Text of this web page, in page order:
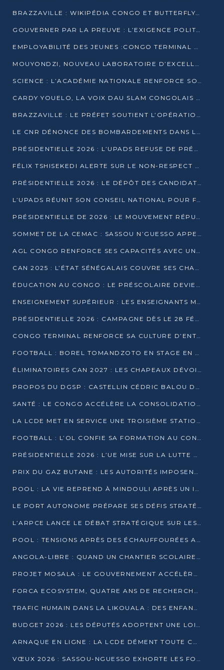
BRAZZAVILLE : WIKIPÉDIA CONGO ET BUTTERFLY SCELLENT UN PARTENARIAT POUR STRUCTURER LE BÉNÉVOLAT NUMÉRIQUE
GOUVERNER PAR LA PREUVE : L’EXIGENCE POLITIQUE DU XXIᵉ SIÈCLE
EMPLOYABILITÉ DES JEUNES :CONGO TERMINAL S’ALLIE À L’ESCIC POUR RAPPROCHER L’ÉCOLE DU TERRAIN
MOUYONDZI, NOUVEAU LABORATOIRE D’EXCELLENCE PÉDAGOGIQUE AVEC L’ENFICE
SCIENCE : L’ACADÉMIE NATIONALE RENFORCE SON ÉQUIPE ET TRACE SA FEUILLE DE ROUTE 2026
CARDY YOUELO, LA VOIX DAU SLAM CONGOLAIS QUI INTERPELLE LE MONDE
BRAZZAVILLE : LE PRÉFET SOUTIENT L’OPÉRATION « ZÉRO KULUNA » ET APPELLE À LA VIGILANCE CITOYENNE
LE CNR DÉNONCE DES BOMBARDEMENTS DANS LE POOL ET ACCUSE LE GOUVERNEMENT
PRÉSIDENTIELLE 2026 : L’UPADS REFUSE DE PRÉSENTER UN CANDIDAT ET DÉNONCE UN PROCESSUS NON CRÉDIBLE
FÉLIX TSHISEKEDI ALERTE SUR LE NON-RESPECT DES ENGAGEMENTS DE PAIX APRÈS SA RENCONTRE AVEC D. SASSOU-NGUESSO
PRÉSIDENTIELLE 2026 : LE DÉPÔT DES CANDIDATURES OUVERT DU 29 JANVIER AU 12 FÉVRIER
L’UPADS RÉUNIT SON CONSEIL NATIONAL POUR FIXER SA LIGNE POLITIQUE À DEUX MOIS DE LA PRÉSIDENTIELLE
PRÉSIDENTIELLE DE 2026 : LE MOUVEMENT RÉPUBLICAIN DÉNONCE UNE CONVOCATION ÉLECTORALE « OPAQUE ET PRÉCIPITÉE »
SOMMET DE LA CEMAC : SASSOU N’GUESSO APPELLE À LA VIGILANCE FACE AUX RISQUES ÉCONOMIQUES
AGL CONGO RENFORCE SES CAPACITÉS AVEC UNE GRUE DE 250 TONNES
CAN 2025 : L’ÉTAT SÉNÉGALAIS COUVRE SES CHAMPIONS D’AFRIQUE DE RÉCOMPENSES EXCEPTIONNELLES
ÉDUCATION AU CONGO : LE PRÉSCOLAIRE DEVIENT OBLIGATOIRE, LE BTS CONSACRÉ DIPLÔME D’ÉTAT
ENSEIGNEMENT SUPÉRIEUR : LES ENSEIGNANTS MAINTIENNENT LA GRÈVE ET EXIGENT UN ACCORD ÉCRIT AVEC L’ÉTAT
PRÉSIDENTIELLE 2026 : CAMPAGNE DÈS LE 28 FÉVRIER, SCRUTIN LES 12 ET 15 MARS
CONGO TERMINAL RENFORCE SA CULTURE D’ENTREPRISE AVEC LE PROGRAMME « WIN TOGETHER »
FOOTBALL : BOREL TOMANDZOTO EN STAGE EN ESPAGNE AVEC POLISSYA FC
ÉLIMINATOIRES CAN 2027 : LES CHAPEAUX DÉVOILÉS, LE CONGO FIXÉ SUR SON SORT
PROPOS DU DGSP : CASTELLIN CÉDRIC BALOU DÉNONCE DES PROPOS INTIMIDANTS
SANTÉ : LE CONGO ACCÉLÈRE LA CONSOLIDATION DE L’OFFRE DE SOINS
LA LCDE MET EN SERVICE UNE TROISIÈME STATION D’EAU POTABLE À MFILOU
FOOTBALL : L’OL CONFIE SA FORMATION AU CONGOLAIS CHRISTIAN BASSILA
PRÉSIDENTIELLE 2026 : L’UE MISE SUR LA LUTTE CONTRE LA DÉSINFORMATION
PRIX DU GAZ BUTANE : LES AUTORITÉS IMPOSENT LE RESPECT DES PRIX RÉGLEMENTÉS
POOL : LA VIE REPREND À MINDOULI APRÈS UN INCIDENT ARMÉ SUR LA RN1
LE PORT AUTONOME PRÉPARE SES DÉFIS STRATÉGIQUES DE 2026
L’ARPCE LANCE LE DÉBAT STRATÉGIQUE SUR LES DONNÉES, L’IA ET LA FINANCE NUMÉRIQUE AU CONGO
POOL : TENSIONS APRÈS DES ÉCHAUFFOURÉES ARMÉES ENTRE DGSP ET EX-MILICIENS NINJA
ANGOLA-LIBRE : QUAND UN CHANTIER SCOLAIRE DEVIENT LE MIROIR D’UN CONGO EN MOUVEMENT
PROJET MOSALA : LE GOUVERNEMENT ACCÉLÈRE L’INSERTION DES JEUNES EN 2026
FORCA ECOSYSTEM, QUATRE ANS DE RECHERCHE DE TERRAIN AVANT UN LANCEMENT OFFICIEL EN 2026
TRAFIC HUMAIN DANS LA LIKOUALA : DES ENFANTS AUTOCHTONES RÉDUITS AU TRAVAIL FORCÉ
BUDGET 2026 : LES DÉPUTÉS ADOPTENT UNE LOI DES FINANCES DE PLUS DE 2500 MILLIARDS FCFA
ARNAQUE EN LIGNE : LA LCDE DÉMENT TOUTE CAMPAGNE DE RECRUTEMENT
VŒUX 2026 : SASSOU-NGUESSO EXHORTE LES FORCES VIVES À RENFORCER L’UNITÉ